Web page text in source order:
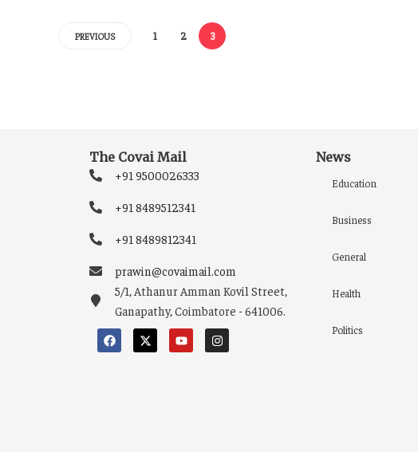
PREVIOUS 1 2 3
The Covai Mail
+91 9500026333
+91 8489512341
+91 8489812341
prawin@covaimail.com
5/1, Athanur Amman Kovil Street,
Ganapathy, Coimbatore - 641006.
News
Education
Business
General
Health
Politics